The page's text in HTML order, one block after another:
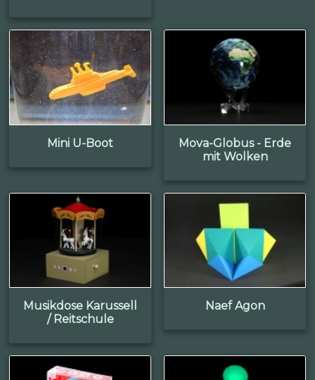
Mini U-Boot
Mova-Globus - Erde
mit Wolken
Musikdose Karussell
/ Reitschule
Naef Agon